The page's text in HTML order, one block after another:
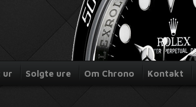
ur Solgte ure Om Chrono Kontakt